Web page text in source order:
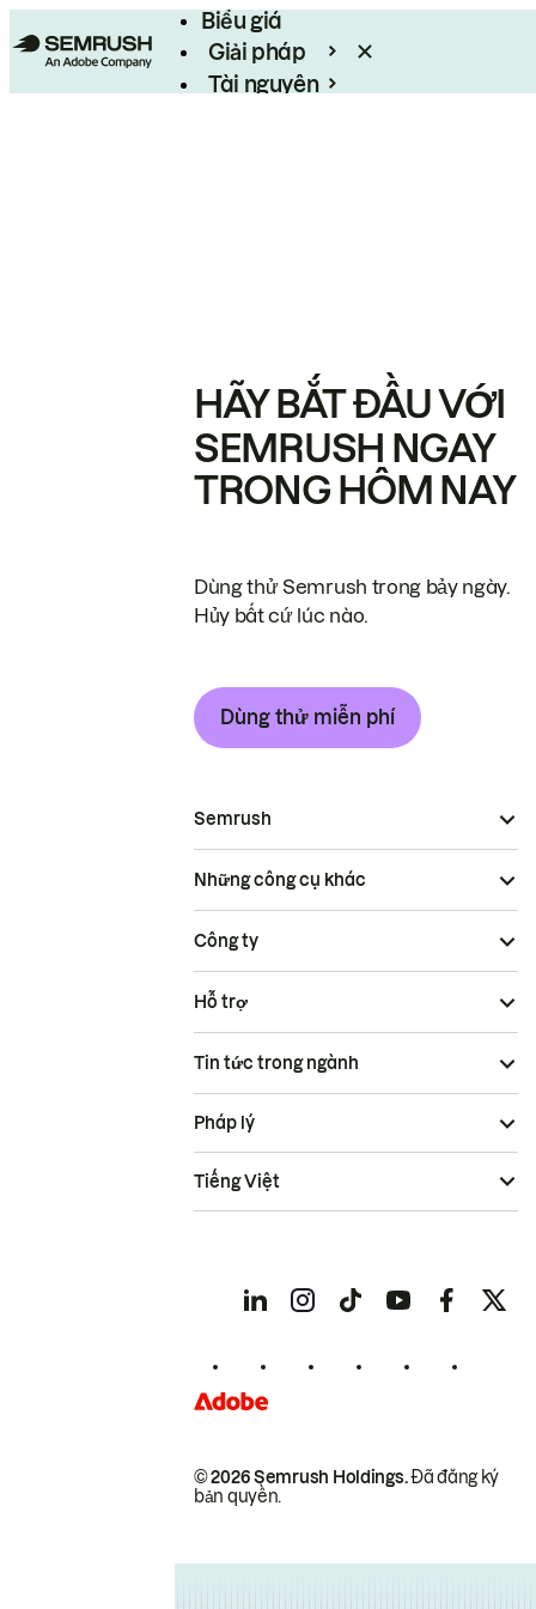
Biểu giá
Giải pháp
Tài nguyên
HÃY BẮT ĐẦU VỚI
SEMRUSH NGAY
TRONG HÔM NAY
Dùng thử Semrush trong bảy ngày.
Hủy bất cứ lúc nào.
Dùng thử miễn phí
Semrush
Những công cụ khác
Công ty
Hỗ trợ
Tin tức trong ngành
© 2026 Semrush Holdings.Đã đăng ký
bản quyền.
Pháp lý
Tiếng Việt